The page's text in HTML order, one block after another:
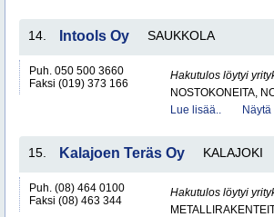
14. Intools Oy SAUKKOLA
Puh. 050 500 3660
Faksi (019) 373 166
Hakutulos löytyi
NOSTOKONEITA,
Lue lisää..
15. Kalajoen Teräs Oy KALAJOKI
Puh. (08) 464 0100
Faksi (08) 463 344
Hakutulos löytyi